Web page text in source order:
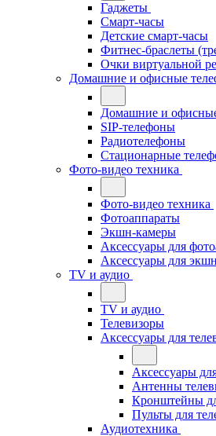
Гаджеты
Смарт-часы
Детские смарт-часы
Фитнес-браслеты
Очки виртуальной
Домашние и офисные
Домашние и
SIP-телефоны
Радиотелефоны
Стационарные
Фото-видео техника
Фото-видео техника
Фотоаппараты
Экшн-камеры
Аксессуары для
Аксессуары для
TV и аудио
TV и аудио
Телевизоры
Аксессуары для
Аксессуары
Антенны
Кронштейны
Пульты для
Аудиотехника